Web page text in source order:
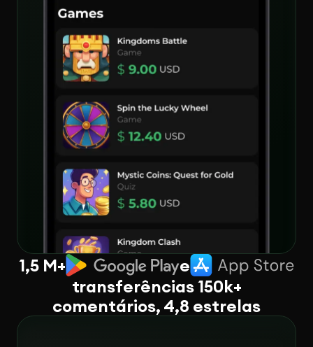
1,5 M+
e
transferências 150k+
comentários, 4,8 estrelas